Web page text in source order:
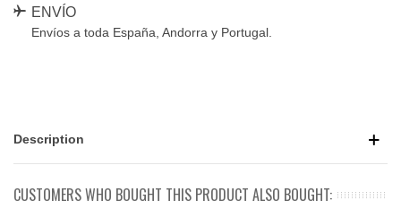
ENVÍO
Envíos a toda España, Andorra y Portugal.
Description
CUSTOMERS WHO BOUGHT THIS PRODUCT ALSO BOUGHT: